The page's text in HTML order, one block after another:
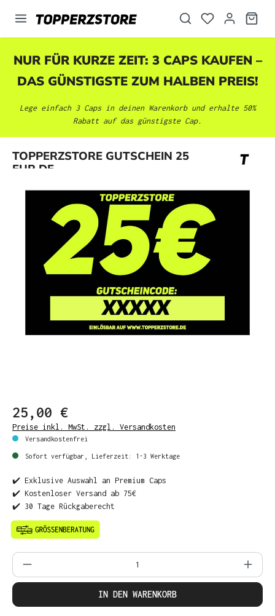
springen
NUR FÜR KURZE ZEIT: 3 CAPS KAUFEN –
DAS GÜNSTIGSTE ZUM HALBEN PREIS!
Lege einfach 3 Caps in deinen Warenkorb und erhalte 50%
Rabatt auf das günstigste Cap.
TOPPERZSTORE GUTSCHEIN 25
EUR DE
Bildergalerie überspringen
25,00 €
Preise inkl. MwSt. zzgl. Versandkosten
Versandkostenfrei
Sofort verfügbar, Lieferzeit: 1-3 Werktage
✔️ Exklusive Auswahl an Premium Caps
✔️ Kostenloser Versand ab 75€
✔️ 30 Tage Rückgaberecht
Produkt Anzahl: Gib den gewünschten
IN DEN WARENKORB